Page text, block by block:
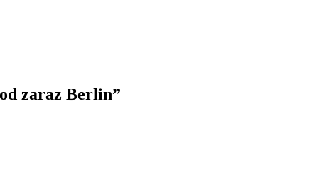
zaraz Berlin”